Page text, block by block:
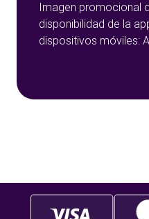
Imagen promocional
disponibilidad de la
dispositivos móviles: